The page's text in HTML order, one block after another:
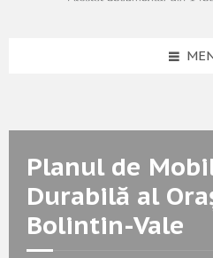
Planul de
Durabilă al
Bolintin-Vale